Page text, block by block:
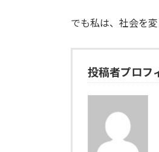
でも私は、社会を
投稿者プロフ